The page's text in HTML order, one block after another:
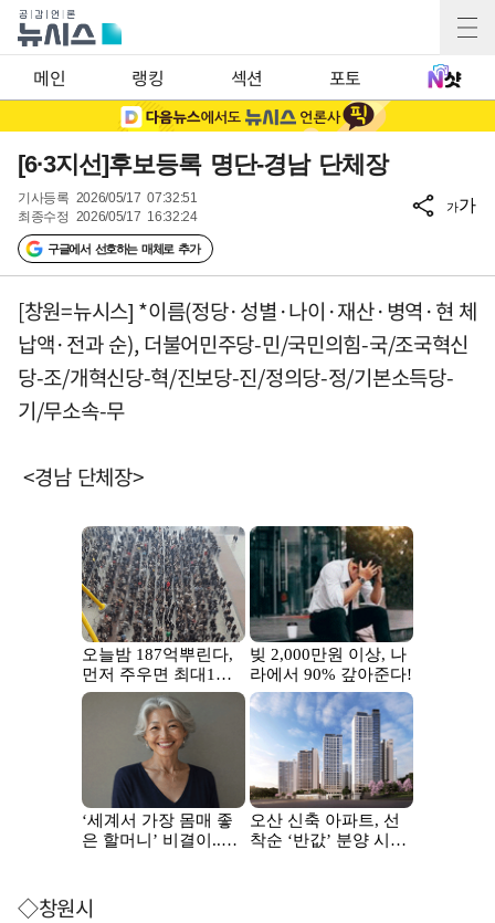
메인 랭킹 섹션 포토
[6·3지선]후보등록 명단-경남 단체장
기사등록 2026/05/17 07:32:51
최종수정 2026/05/17 16:32:24
구글에서 선호하는 매체로 추가
가가
[창원=뉴시스] *이름(정당·성별·나이·재산·병역·현 체
납액·전과 순), 더불어민주당-민/국민의힘-국/조국혁신
당-조/개혁신당-혁/진보당-진/정의당-정/기본소득당-
기/무소속-무
<경남 단체장>
◇창원시